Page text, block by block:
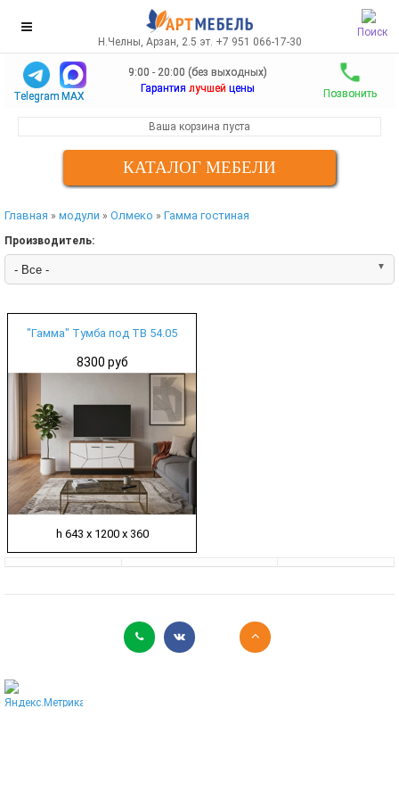
Поиск
Н.Челны, Арзан, 2.5 эт. +7 951 066-17-30
Telegram MAX
9:00 - 20:00 (без выходных)
Гарантия лучшей цены Позвонить
Ваша корзина пуста
КАТАЛОГ МЕБЕЛИ
Главная » модули » Олмеко » Гамма гостиная
Производитель:
"Гамма" Тумба под ТВ 54.05
8300 руб
h 643 х 1200 х 360